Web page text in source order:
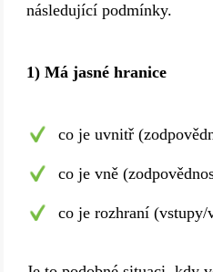
následující podmínky.
1) Má jasné hranice
co je uvnitř
co je vně
co je rozhraní (vstupy/